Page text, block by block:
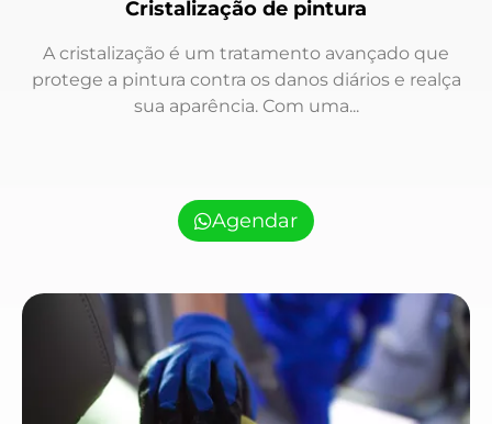
Cristalização de pintura
A cristalização é um tratamento avançado que
protege a pintura contra os danos diários e realça
sua aparência. Com uma...
Agendar